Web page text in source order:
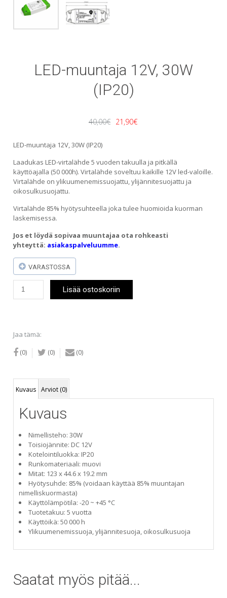
LED-muuntaja 12V, 30W
(IP20)
40,00€ Alkuperäinen
oli:
40,00€.
21,90€
on:
21,90€.
LED-muuntaja 12V, 30W (IP20)
Laadukas LED-virtalähde 5 vuoden takuulla ja pitkällä
käyttöajalla (50 000h). Virtalähde soveltuu kaikille 12V led-valoille.
Virtalähde on ylikuumenemissuojattu, ylijännitesuojattu ja
oikosulkusuojattu.
Virtalähde 85% hyötysuhteella joka tulee huomioida kuorman
laskemisessa.
Jos et löydä sopivaa muuntajaa ota rohkeasti
yhteyttä: asiakaspalveluumme.
VARASTOSSA
muuntaja
määrä
Lisää ostoskoriin
Jaa tämä:
(0) (0) (0)
Kuvaus Arviot (0)
Kuvaus
Nimellisteho: 30W
Toisiojännite: DC 12V
Kotelointiluokka: IP20
Runkomateriaali: muovi
Mitat: 123 x 44.6 x 19.2 mm
Hyötysuhde: 85% (voidaan käyttää 85% muuntajan
nimelliskuormasta)
Käyttölämpötila: -20 ~ +45 °C
Tuotetakuu: 5 vuotta
Käyttöikä: 50 000 h
Ylikuumenemissuoja, ylijännitesuoja, oikosulkusuoja
Saatat myös pitää...